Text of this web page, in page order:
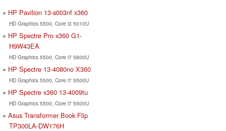
HP Pavilion 13-s003nf x360
HD Graphics 5500, Core i3 5010U
HP Spectre Pro x360 G1-
H9W43EA
HD Graphics 5500, Core i7 5600U
HP Spectre 13-4080no X360
HD Graphics 5500, Core i7 5500U
HP Spectre x360 13-4009tu
HD Graphics 5500, Core i7 5500U
Asus Transformer Book Flip
TP300LA-DW176H